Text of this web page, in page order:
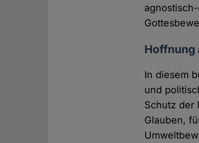
Hoffnung
In diesem
und
Schutz der
Glauben,